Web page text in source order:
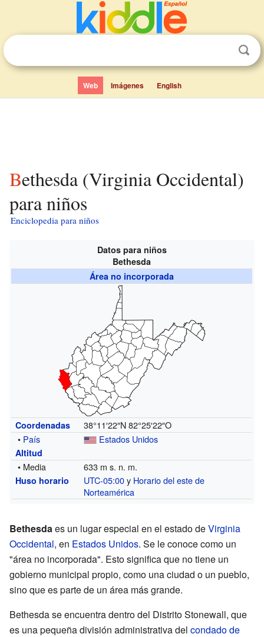
Web Imágenes English
Bethesda (Virginia Occidental)
para niños
Enciclopedia para niños
Datos para niños
Bethesda
Área no incorporada
Coordenadas 38°11′22″N 82°25′22″O
• País Estados Unidos
Altitud
• Media 633 m s. n. m.
Huso horario UTC-05:00y Horario del este de
Norteamérica
Bethesdaes un lugar especial en el estado deVirginia
Occidental, en Estados Unidos. Se le conoce como un
"área no incorporada". Esto significa que no tiene un
gobierno municipal propio, como una ciudad o un pueblo,
sino que es parte de un área más grande.
Bethesda se encuentra dentro del Distrito Stonewall, que
es una pequeña división administrativa del condado de